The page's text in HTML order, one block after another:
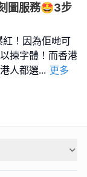
圖服務🤩3步
！因為佢哋可
揀字體！而香港
人都選... 更多